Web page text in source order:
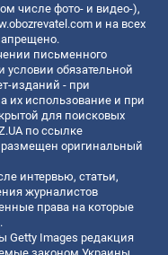
числе фото- и видео-),
и на всех
письменного
условии обязательной
изданий - при
их использование и при
для поисковых
по ссылке
размещен оригинальный
интервью, статьи,
журналистов
права на которые
Getty Images редакция